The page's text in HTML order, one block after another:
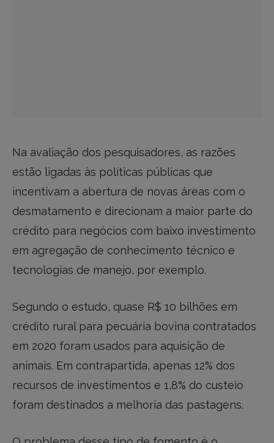
Na avaliação dos pesquisadores, as razões
estão ligadas às políticas públicas que
incentivam a abertura de novas áreas com o
desmatamento e direcionam a maior parte do
crédito para negócios com baixo investimento
em agregação de conhecimento técnico e
tecnologias de manejo, por exemplo.
Segundo o estudo, quase R$ 10 bilhões em
crédito rural para pecuária bovina contratados
em 2020 foram usados para aquisição de
animais. Em contrapartida, apenas 12% dos
recursos de investimentos e 1,8% do custeio
foram destinados a melhoria das pastagens.